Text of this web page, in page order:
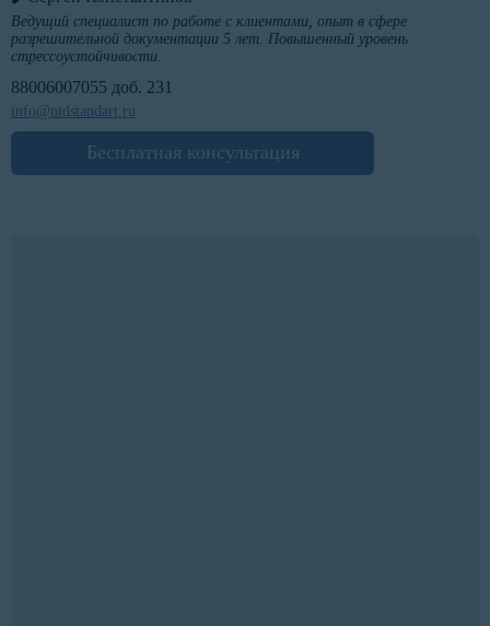
Ведущий специалист по работе с клиентами, опыт в сфере
разрешительной документации 5 лет. Повышенный уровень
стрессоустойчивости.
88006007055 доб. 231
info@ntdstandart.ru
Бесплатная консультация